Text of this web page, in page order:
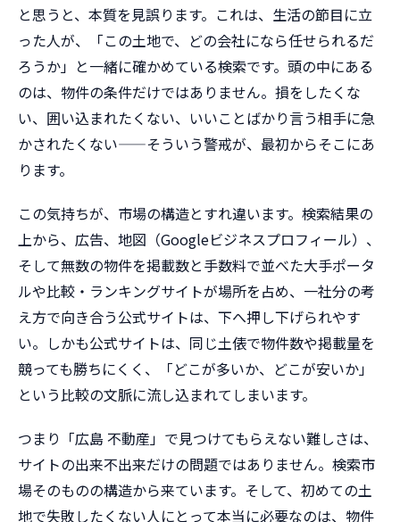
と思うと、本質を見誤ります。これは、生活の節目に立
った人が、「この土地で、どの会社になら任せられるだ
ろうか」と一緒に確かめている検索です。頭の中にある
のは、物件の条件だけではありません。損をしたくな
い、囲い込まれたくない、いいことばかり言う相手に急
かされたくない——そういう警戒が、最初からそこにあ
ります。
この気持ちが、市場の構造とすれ違います。検索結果の
上から、広告、地図（Googleビジネスプロフィール）、
そして無数の物件を掲載数と手数料で並べた大手ポータ
ルや比較・ランキングサイトが場所を占め、一社分の考
え方で向き合う公式サイトは、下へ押し下げられやす
い。しかも公式サイトは、同じ土俵で物件数や掲載量を
競っても勝ちにくく、「どこが多いか、どこが安いか」
という比較の文脈に流し込まれてしまいます。
つまり「広島 不動産」で見つけてもらえない難しさは、
サイトの出来不出来だけの問題ではありません。検索市
場そのものの構造から来ています。そして、初めての土
地で失敗したくない人にとって本当に必要なのは、物件